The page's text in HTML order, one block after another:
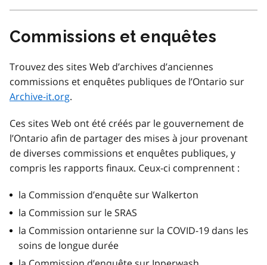
Commissions et enquêtes
Trouvez des sites Web d’archives d’anciennes
commissions et enquêtes publiques de l’Ontario sur
Archive-it.org.
Ces sites Web ont été créés par le gouvernement de
l’Ontario afin de partager des mises à jour provenant
de diverses commissions et enquêtes publiques, y
compris les rapports finaux. Ceux-ci comprennent :
la Commission d’enquête sur Walkerton
la Commission sur le SRAS
la Commission ontarienne sur la COVID-19 dans les
soins de longue durée